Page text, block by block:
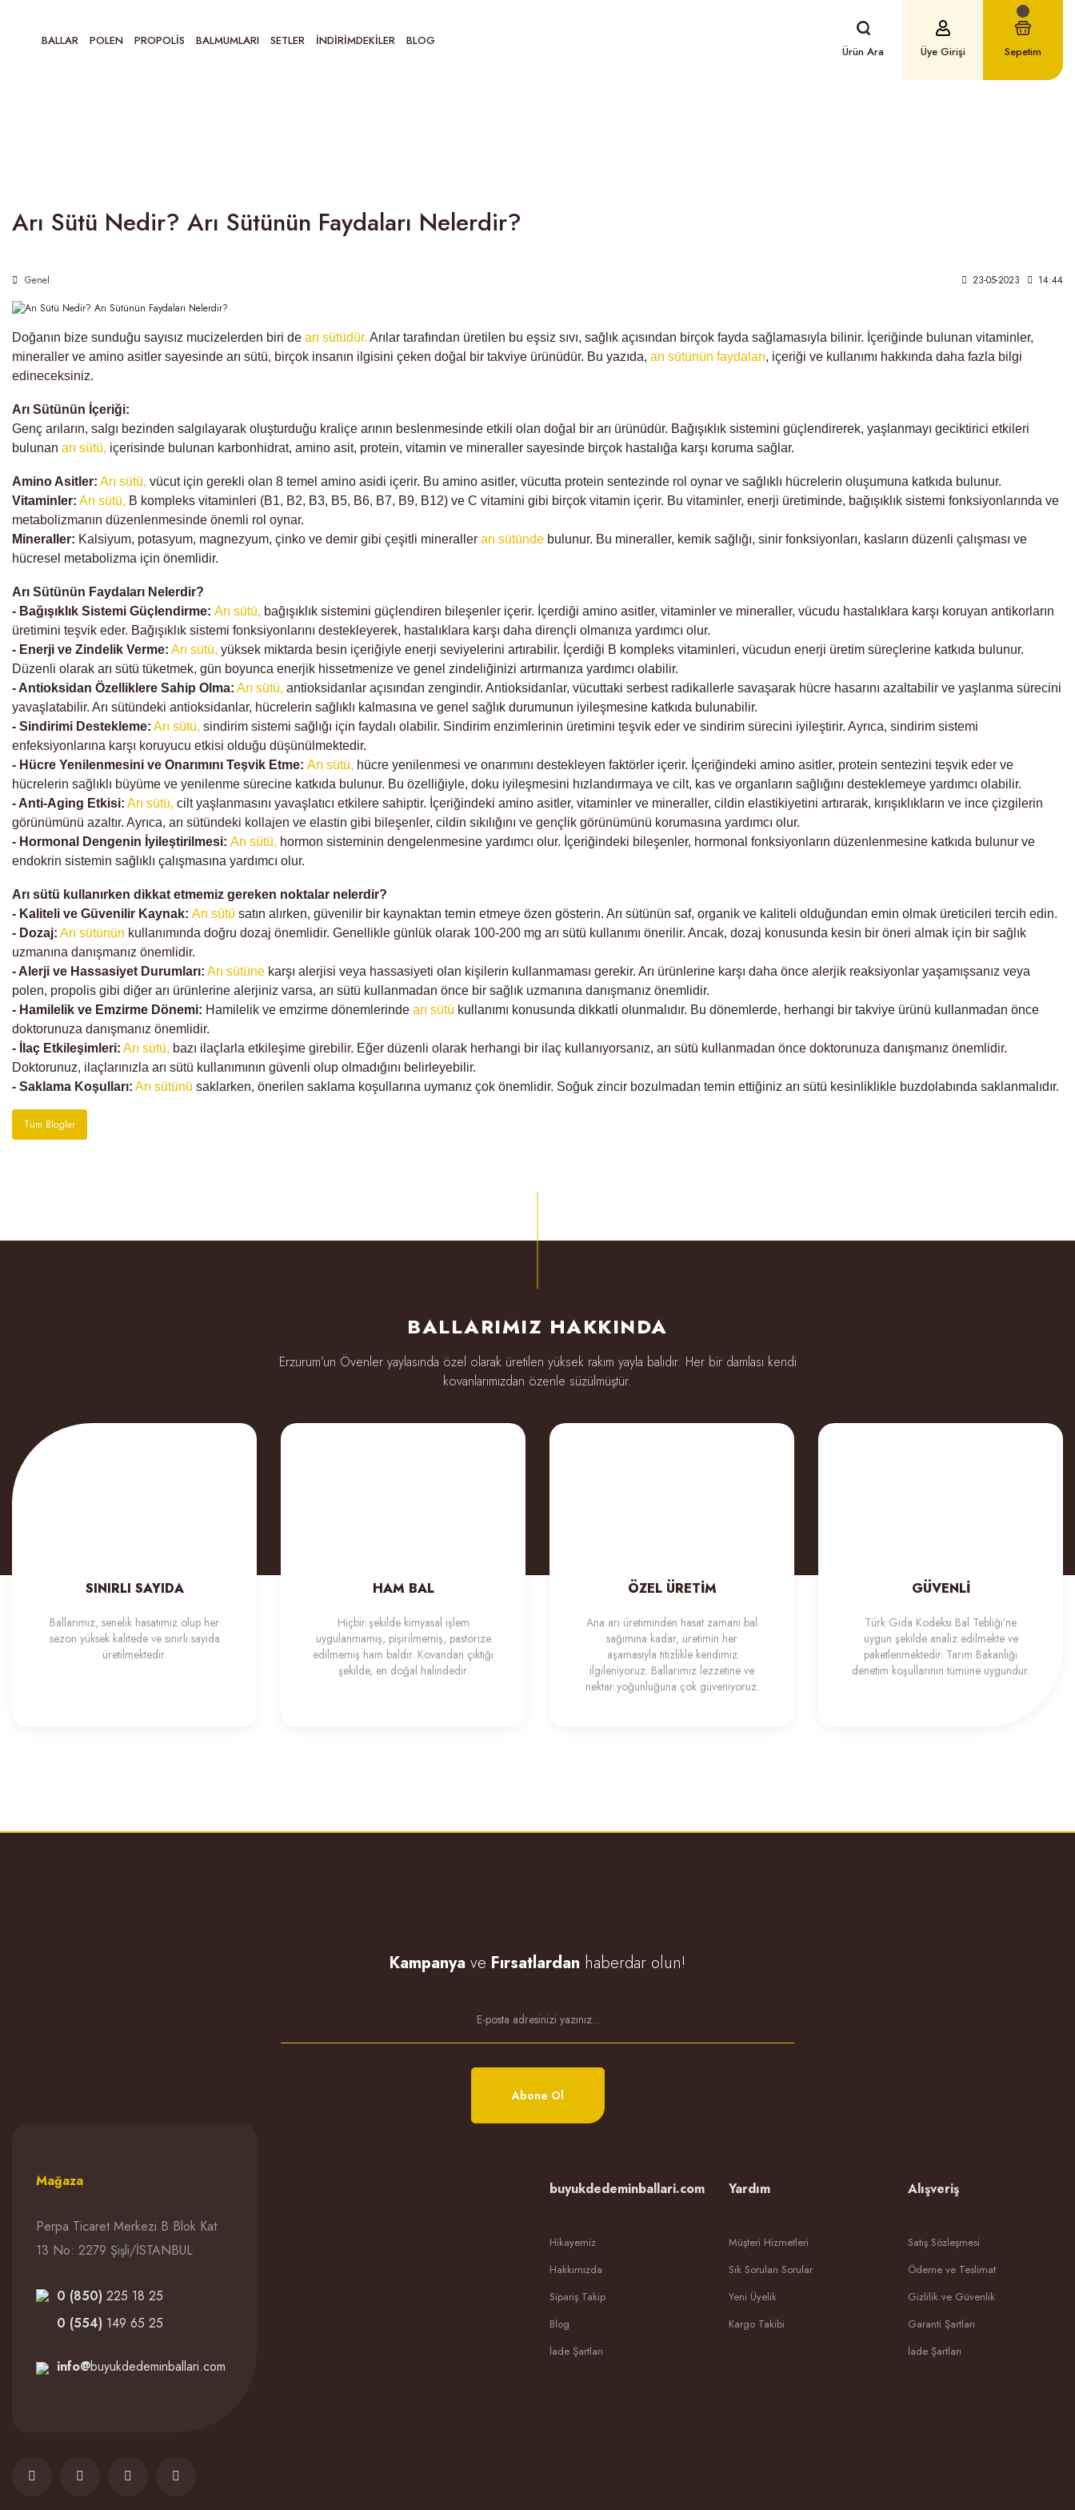
BALLAR POLEN PROPOLIS BALMUMLARI SETLER İNDIRIMDEKILER BLOG
Ürün Ara Üye Girişi Sepetim
Arı Sütü Nedir? Arı Sütünün Faydaları Nelerdir?
Genel 23-05-2023 14:44
Doğanın bize sunduğu sayısız mucizelerden biri de arı sütüdür. Arılar tarafından üretilen bu eşsiz sıvı, sağlık açısından birçok fayda sağlamasıyla bilinir. İçeriğinde bulunan vitaminler,
mineraller ve amino asitler sayesinde arı sütü, birçok insanın ilgisini çeken doğal bir takviye ürünüdür. Bu yazıda, arı sütünün faydaları, içeriği ve kullanımı hakkında daha fazla bilgi
edineceksiniz.
Arı Sütünün İçeriği:
Genç arıların, salgı bezinden salgılayarak oluşturduğu kraliçe arının beslenmesinde etkili olan doğal bir arı ürünüdür. Bağışıklık sistemini güçlendirerek, yaşlanmayı geciktirici etkileri
bulunan arı sütü, içerisinde bulunan karbonhidrat, amino asit, protein, vitamin ve mineraller sayesinde birçok hastalığa karşı koruma sağlar.
Amino Asitler: Arı sütü, vücut için gerekli olan 8 temel amino asidi içerir. Bu amino asitler, vücutta protein sentezinde rol oynar ve sağlıklı hücrelerin oluşumuna katkıda bulunur.
Vitaminler: Arı sütü, B kompleks vitaminleri (B1, B2, B3, B5, B6, B7, B9, B12) ve C vitamini gibi birçok vitamin içerir. Bu vitaminler, enerji üretiminde, bağışıklık sistemi fonksiyonlarında ve
metabolizmanın düzenlenmesinde önemli rol oynar.
Mineraller: Kalsiyum, potasyum, magnezyum, çinko ve demir gibi çeşitli mineraller arı sütünde bulunur. Bu mineraller, kemik sağlığı, sinir fonksiyonları, kasların düzenli çalışması ve
hücresel metabolizma için önemlidir.
Arı Sütünün Faydaları Nelerdir?
- Bağışıklık Sistemi Güçlendirme: Arı sütü, bağışıklık sistemini güçlendiren bileşenler içerir. İçerdiği amino asitler, vitaminler ve mineraller, vücudu hastalıklara karşı koruyan antikorların
üretimini teşvik eder. Bağışıklık sistemi fonksiyonlarını destekleyerek, hastalıklara karşı daha dirençli olmanıza yardımcı olur.
- Enerji ve Zindelik Verme: Arı sütü, yüksek miktarda besin içeriğiyle enerji seviyelerini artırabilir. İçerdiği B kompleks vitaminleri, vücudun enerji üretim süreçlerine katkıda bulunur.
Düzenli olarak arı sütü tüketmek, gün boyunca enerjik hissetmenize ve genel zindeliğinizi artırmanıza yardımcı olabilir.
- Antioksidan Özelliklere Sahip Olma: Arı sütü, antioksidanlar açısından zengindir. Antioksidanlar, vücuttaki serbest radikallerle savaşarak hücre hasarını azaltabilir ve yaşlanma sürecini
yavaşlatabilir. Arı sütündeki antioksidanlar, hücrelerin sağlıklı kalmasına ve genel sağlık durumunun iyileşmesine katkıda bulunabilir.
- Sindirimi Destekleme: Arı sütü, sindirim sistemi sağlığı için faydalı olabilir. Sindirim enzimlerinin üretimini teşvik eder ve sindirim sürecini iyileştirir. Ayrıca, sindirim sistemi
enfeksiyonlarına karşı koruyucu etkisi olduğu düşünülmektedir.
- Hücre Yenilenmesini ve Onarımını Teşvik Etme: Arı sütü, hücre yenilenmesi ve onarımını destekleyen faktörler içerir. İçeriğindeki amino asitler, protein sentezini teşvik eder ve
hücrelerin sağlıklı büyüme ve yenilenme sürecine katkıda bulunur. Bu özelliğiyle, doku iyileşmesini hızlandırmaya ve cilt, kas ve organların sağlığını desteklemeye yardımcı olabilir.
- Anti-Aging Etkisi: Arı sütü, cilt yaşlanmasını yavaşlatıcı etkilere sahiptir. İçeriğindeki amino asitler, vitaminler ve mineraller, cildin elastikiyetini artırarak, kırışıklıkların ve ince çizgilerin
görünümünü azaltır. Ayrıca, arı sütündeki kollajen ve elastin gibi bileşenler, cildin sıkılığını ve gençlik görünümünü korumasına yardımcı olur.
- Hormonal Dengenin İyileştirilmesi: Arı sütü, hormon sisteminin dengelenmesine yardımcı olur. İçeriğindeki bileşenler, hormonal fonksiyonların düzenlenmesine katkıda bulunur ve
endokrin sistemin sağlıklı çalışmasına yardımcı olur.
Arı sütü kullanırken dikkat etmemiz gereken noktalar nelerdir?
- Kaliteli ve Güvenilir Kaynak: Arı sütü satın alırken, güvenilir bir kaynaktan temin etmeye özen gösterin. Arı sütünün saf, organik ve kaliteli olduğundan emin olmak üreticileri tercih edin.
- Dozaj: Arı sütünün kullanımında doğru dozaj önemlidir. Genellikle günlük olarak 100-200 mg arı sütü kullanımı önerilir. Ancak, dozaj konusunda kesin bir öneri almak için bir sağlık
uzmanına danışmanız önemlidir.
- Alerji ve Hassasiyet Durumları: Arı sütüne karşı alerjisi veya hassasiyeti olan kişilerin kullanmaması gerekir. Arı ürünlerine karşı daha önce alerjik reaksiyonlar yaşamışsanız veya
polen, propolis gibi diğer arı ürünlerine alerjiniz varsa, arı sütü kullanmadan önce bir sağlık uzmanına danışmanız önemlidir.
- Hamilelik ve Emzirme Dönemi: Hamilelik ve emzirme dönemlerinde arı sütü kullanımı konusunda dikkatli olunmalıdır. Bu dönemlerde, herhangi bir takviye ürünü kullanmadan önce
doktorunuza danışmanız önemlidir.
- İlaç Etkileşimleri: Arı sütü, bazı ilaçlarla etkileşime girebilir. Eğer düzenli olarak herhangi bir ilaç kullanıyorsanız, arı sütü kullanmadan önce doktorunuza danışmanız önemlidir.
Doktorunuz, ilaçlarınızla arı sütü kullanımının güvenli olup olmadığını belirleyebilir.
- Saklama Koşulları: Arı sütünü saklarken, önerilen saklama koşullarına uymanız çok önemlidir. Soğuk zincir bozulmadan temin ettiğiniz arı sütü kesinliklikle buzdolabında saklanmalıdır.
Tüm Bloglar
BALLARIMIZ HAKKINDA
Erzurum’un Övenler yaylasında özel olarak üretilen yüksek rakım yayla balıdır. Her bir damlası kendi
kovanlarımızdan özenle süzülmüştür.
SINIRLI SAYIDA
Ballarımız, senelik hasatımız olup her
sezon yüksek kalitede ve sınırlı sayıda
üretilmektedir.
HAM BAL
Hiçbir şekilde kimyasal işlem
uygulanmamış, pişirilmemiş, pastörize
edilmemiş ham baldır. Kovandan çıktığı
şekilde, en doğal halindedir.
ÖZEL ÜRETİM
Ana arı üretiminden hasat zamanı bal
sağımına kadar, üretimin her
aşamasıyla titizlikle kendimiz
ilgileniyoruz. Ballarımız lezzetine ve
nektar yoğunluğuna çok güveniyoruz.
GÜVENLİ
Türk Gıda Kodeksi Bal Tebliği’ne
uygun şekilde analiz edilmekte ve
paketlenmektedir. Tarım Bakanlığı
denetim koşullarının tümüne uygundur.
Kampanya ve Fırsatlardan haberdar olun!
Abone Ol
Mağaza
Perpa Ticaret Merkezi B Blok Kat
13 No: 2279 Şişli/İSTANBUL
0 (850) 225 18 25
0 (554) 149 65 25
info@buyukdedeminballari.com
buyukdedeminballari.com
Hikayemiz
Hakkımızda
Sipariş Takip
Blog
İade Şartları
Yardım
Müşteri Hizmetleri
Sık Sorulan Sorular
Yeni Üyelik
Kargo Takibi
Alışveriş
Satış Sözleşmesi
Ödeme ve Teslimat
Gizlilik ve Güvenlik
Garanti Şartları
İade Şartları